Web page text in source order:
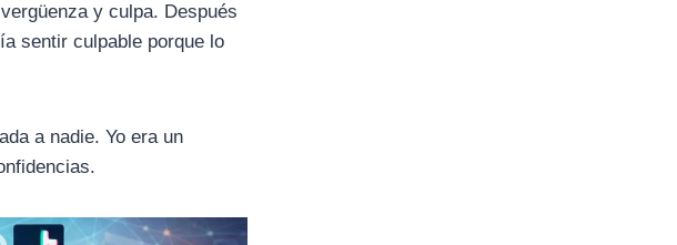
y culpa. Después
sentir culpable porque lo
a nadie. Yo era un